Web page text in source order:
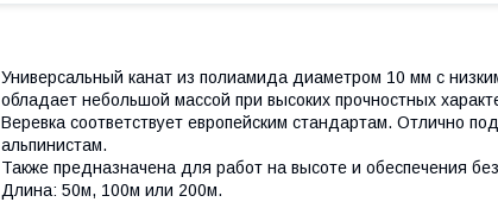
Универсальный канат из полиамида диаметром 10 мм с
обладает небольшой массой при высоких прочностных
Веревка соответствует европейским стандартам. Отлично
альпинистам.
Также предназначена для работ на высоте и обеспечения
Длина: 50м, 100м или 200м.